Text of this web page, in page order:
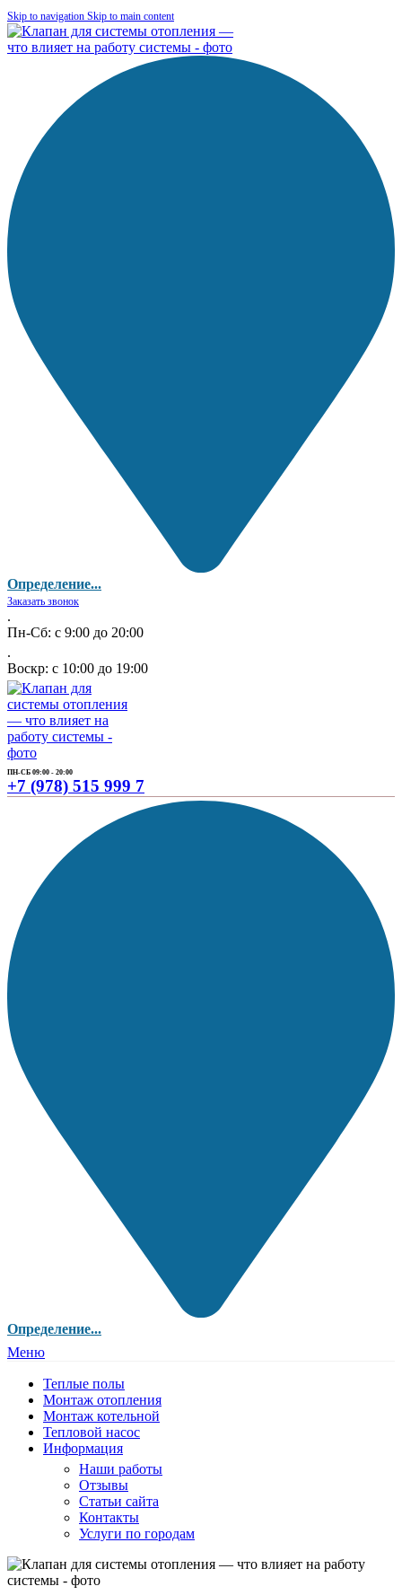
Skip to navigation Skip to main content
Определение...
Заказать звонок
.
Пн-Сб: с 9:00 до 20:00
.
Воскр: с 10:00 до 19:00
ПН-СБ 09:00 - 20:00
+7 (978) 515 999 7
Определение...
Меню
Теплые полы
Монтаж отопления
Монтаж котельной
Тепловой насос
Информация
Наши работы
Отзывы
Статьи сайта
Контакты
Услуги по городам